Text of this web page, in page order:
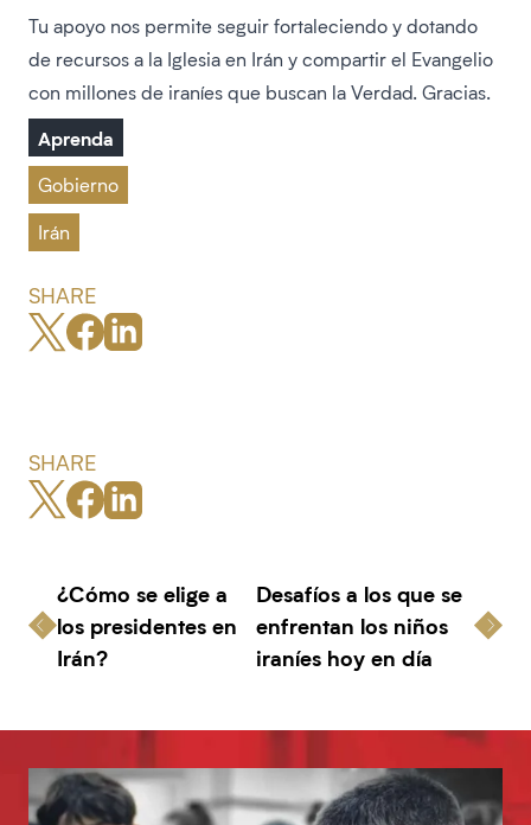
Tu apoyo nos permite seguir fortaleciendo y dotando
de recursos a la Iglesia en Irán y compartir el Evangelio
con millones de iraníes que buscan la Verdad. Gracias.
Aprenda
Gobierno
Irán
SHARE
SHARE
¿Cómo se elige a
los presidentes en
Irán?
Desafíos a los que se
enfrentan los niños
iraníes hoy en día